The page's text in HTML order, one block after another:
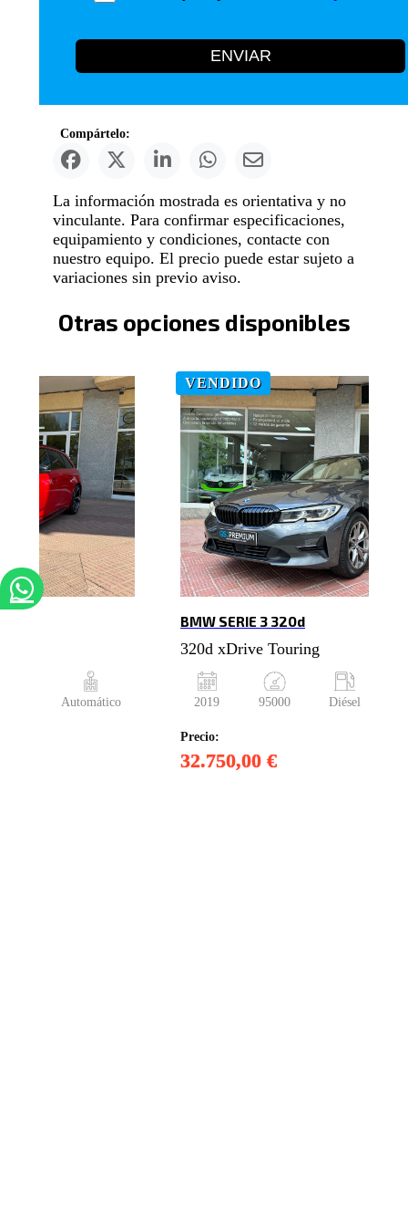
ENVIAR
Compártelo:
La información mostrada es orientativa y no
vinculante. Para confirmar especificaciones,
equipamiento y condiciones, contacte con
nuestro equipo. El precio puede estar sujeto a
variaciones sin previo aviso.
Otras opciones disponibles
Automático
VENDIDO
BMW SERIE 3 320d
2019 95000 Diésel
320d xDrive Touring
Precio:
32.750,00 €